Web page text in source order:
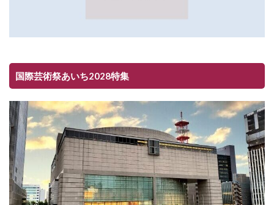
国際芸術祭あいち2028特集